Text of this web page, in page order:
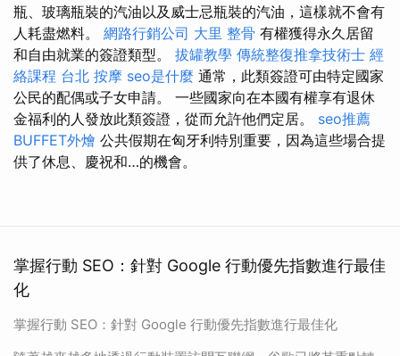
瓶、玻璃瓶裝的汽油以及威士忌瓶裝的汽油，這樣就不會有
人耗盡燃料。 網路行銷公司 大里 整骨 有權獲得永久居留
和自由就業的簽證類型。 拔罐教學 傳統整復推拿技術士 經
絡課程 台北 按摩 seo是什麼 通常，此類簽證可由特定國家
公民的配偶或子女申請。 一些國家向在本國有權享有退休
金福利的人發放此類簽證，從而允許他們定居。 seo推薦
BUFFET外燴 公共假期在匈牙利特別重要，因為這些場合提
供了休息、慶祝和…的機會。
掌握行動 SEO：針對 Google 行動優先指數進行最佳
化
掌握行動 SEO：針對 Google 行動優先指數進行最佳化